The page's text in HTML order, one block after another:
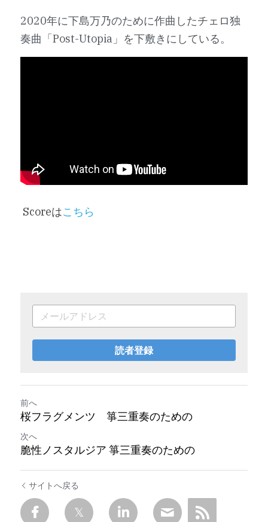
2020年に下島万乃のために作曲したチェロ独
奏曲「Post-Utopia」を下敷きにしている。
Scoreはこちら
読者登録
前へ
桜フラグメンツ 箏三重奏のための
次へ
脆性ノスタルジア 箏三重奏のための
サイトへ戻る